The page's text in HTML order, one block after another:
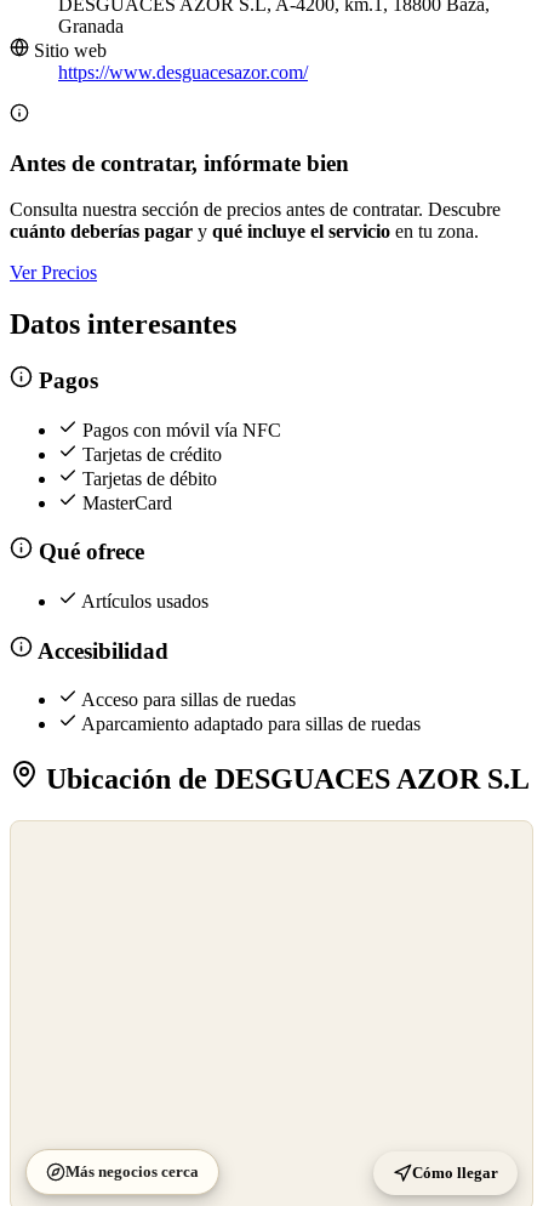
DESGUACES AZOR S.L, A-4200, km.1, 18800 Baza,
Granada
Sitio web
https://www.desguacesazor.com/
Antes de contratar, infórmate bien
Consulta nuestra sección de precios antes de contratar. Descubre
cuánto deberías pagar y qué incluye el servicio en tu zona.
Ver Precios
Datos interesantes
Pagos
Pagos con móvil vía NFC
Tarjetas de crédito
Tarjetas de débito
MasterCard
Qué ofrece
Artículos usados
Accesibilidad
Acceso para sillas de ruedas
Aparcamiento adaptado para sillas de ruedas
Ubicación de DESGUACES AZOR S.L
Más negocios cerca Cómo llegar